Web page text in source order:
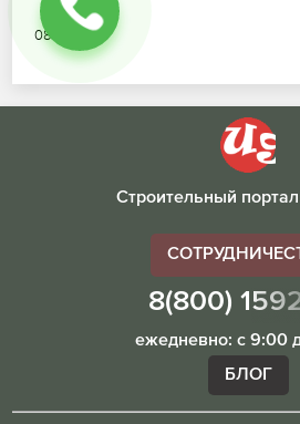
08.07.2026
Строительный
8(800)
ежедневно: с 9:00
БЛОГ